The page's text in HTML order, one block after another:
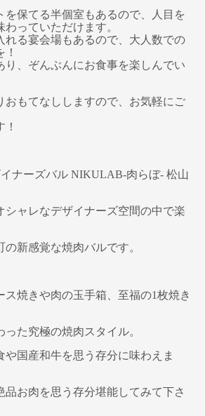
を保てる半個室もあるので、人目を
っていただけます。
れる宴会場もあるので、大人数での
り、ぞんぶんにお食事を楽しんでい
おもてなししますので、お気軽にご
ナーズバル NIKULAB-肉らぼ- 松山
シャレなデザイナーズ空間の中で楽
新感覚な焼肉バルです。
ス焼きや肉の玉手箱、至福の1枚焼き
た究極の焼肉スタイル。
や国産和牛を思う存分に味わえま
品お肉を思う存分堪能してみて下さ